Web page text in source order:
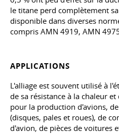
le titane perd complètement
disponible dans diverses
compris AMN 4919, AMN
APPLICATIONS
L'alliage est souvent utilisé à
de sa résistance à la chaleur
pour la production d'avions,
(disques, pales et roues), de
d'avion, de pièces de voitures